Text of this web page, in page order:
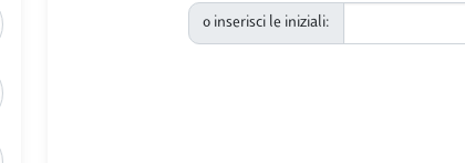
o inserisci le iniziali: